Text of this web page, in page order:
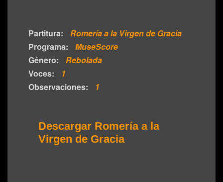
Partitura:
Romería a la Virgen de Gracia
Programa:
MuseScore
Género:
Rebolada
Voces:
1
Observaciones:
1
Descargar Romería a la
Virgen de Gracia